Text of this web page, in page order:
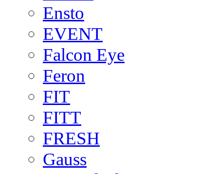
Ensto
EVENT
Falcon Eye
Feron
FIT
FITT
FRESH
Gauss